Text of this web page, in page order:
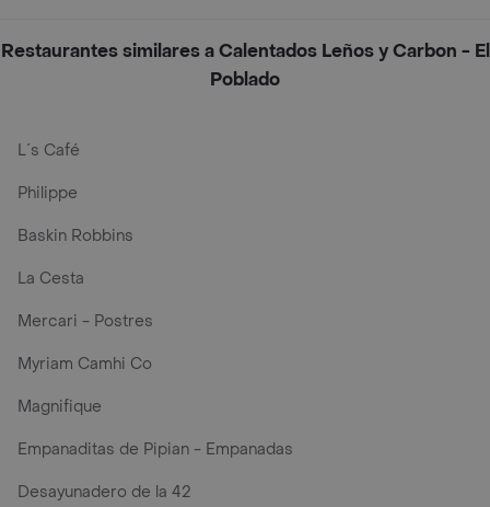
Restaurantes similares a Calentados Leños y Carbon - El
Poblado
L´s Café
Philippe
Baskin Robbins
La Cesta
Mercari - Postres
Myriam Camhi Co
Magnifique
Empanaditas de Pipian - Empanadas
Desayunadero de la 42